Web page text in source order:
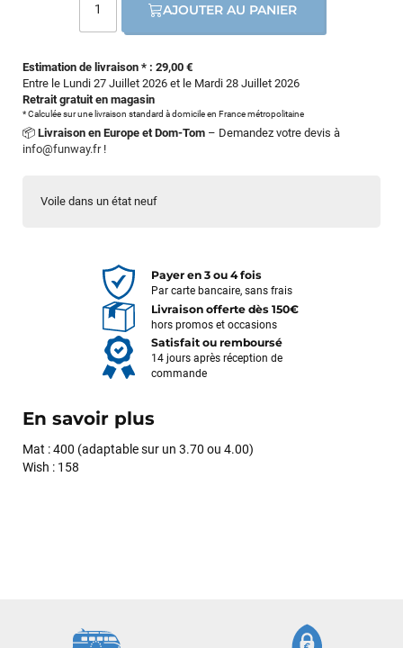
Voile dans un état neuf
Estimation de livraison * : 29,00 €
Entre le Lundi 27 Juillet 2026 et le Mardi 28 Juillet 2026
Retrait gratuit en magasin
* Calculée sur une livraison standard à domicile en France métropolitaine
📦 Livraison en Europe et Dom-Tom – Demandez votre devis à
info@funway.fr!
AJOUTER AU PANIER
Payer en 3 ou 4 fois
Par carte bancaire, sans frais
Livraison offerte dès 150€
hors promos et occasions
Satisfait ou remboursé
14 jours après réception de
commande
En savoir plus
Mat : 400 (adaptable sur un 3.70 ou 4.00)
Wish : 158
Des conseils (par téléphone), du matos d'occasion de bonne
qualité : c'est toujours un plaisir!